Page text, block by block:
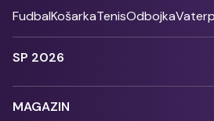
FudbalKošarkaTenisOdbojka
SP 2026
MAGAZIN